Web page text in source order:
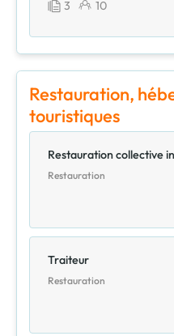
3 10
Restauration,
touristiques
Restauration collective
Restauration
Traiteur
Restauration